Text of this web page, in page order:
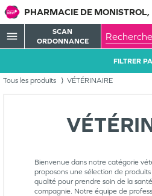
PHARMACIE DE MONISTROL,
menu
SCAN
ORDONNANCE
Tous les produits VÉTÉRINAIRE
FILTRER
Bienvenue dans notre catégorie
proposons une sélection de
qualité pour prendre soin de la
compagnie. Notre équipe de